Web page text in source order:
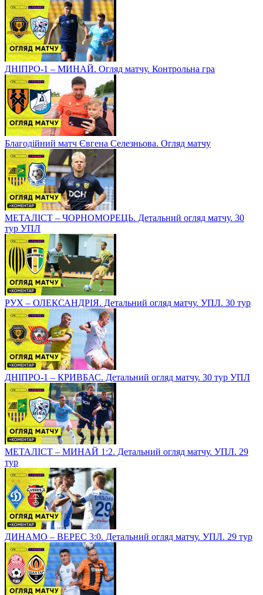
ДНІПРО-1 – МИНАЙ. Огляд матчу. Контрольна гра
Благодійний матч Євгена Селезньова. Огляд матчу
МЕТАЛІСТ – ЧОРНОМОРЕЦЬ. Детальний огляд матчу. 30
тур УПЛ
РУХ – ОЛЕКСАНДРІЯ. Детальний огляд матчу. УПЛ. 30 тур
ДНІПРО-1 – КРИВБАС. Детальний огляд матчу. 30 тур УПЛ
МЕТАЛІСТ – МИНАЙ 1:2. Детальний огляд матчу. УПЛ. 29
тур
ДИНАМО – ВЕРЕС 3:0. Детальний огляд матчу. УПЛ. 29 тур